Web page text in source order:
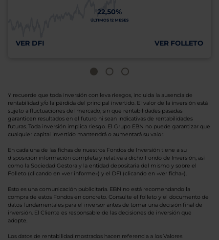
22,50%
ÚLTIMOS 12 MESES
VER DFI VER FOLLETO
Y recuerde que toda inversión conlleva riesgos, incluida la ausencia de
rentabilidad y/o la pérdida del principal invertido. El valor de la inversión está
sujeto a fluctuaciones del mercado, sin que rentabilidades pasadas
garanticen resultados en el futuro ni sean indicativas de rentabilidades
futuras. Toda inversión implica riesgo. El Grupo EBN no puede garantizar que
cualquier capital invertido mantendrá o aumentará su valor.
En cada una de las fichas de nuestros Fondos de Inversión tiene a su
disposición información completa y relativa a dicho Fondo de Inversión, así
como la Sociedad Gestora y la entidad depositaria del mismo y sobre el
Folleto (clicando en «ver informe») y el DFI (clicando en «ver ficha»).
Esto es una comunicación publicitaria. EBN no está recomendando la
compra de estos Fondos en concreto. Consulte el folleto y el documento de
datos fundamentales para el inversor antes de tomar una decisión final de
inversión. El Cliente es responsable de las decisiones de inversión que
adopte.
Los datos de rentabilidad mostrados hacen referencia a los Valores